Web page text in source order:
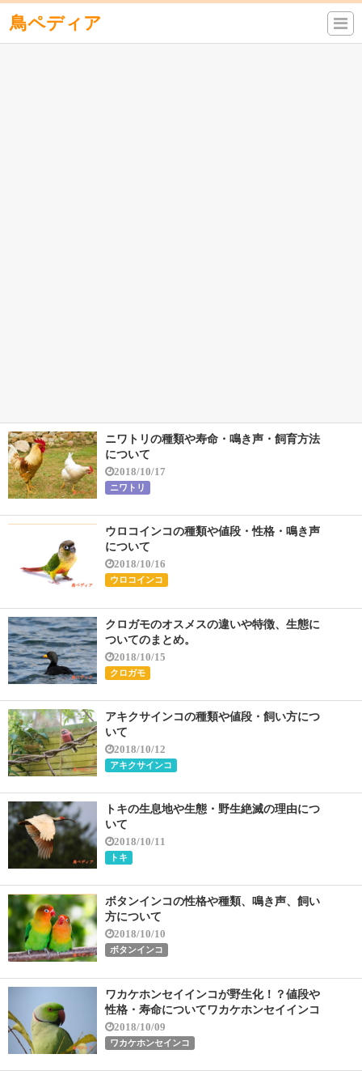
鳥ペディア
ニワトリの種類や寿命・鳴き声・飼育方法
について
2018/10/17
ニワトリ
ウロコインコの種類や値段・性格・鳴き声
について
2018/10/16
ウロコインコ
クロガモのオスメスの違いや特徴、生態に
ついてのまとめ。
2018/10/15
クロガモ
アキクサインコの種類や値段・飼い方につ
いて
2018/10/12
アキクサインコ
トキの生息地や生態・野生絶滅の理由につ
いて
2018/10/11
トキ
ボタンインコの性格や種類、鳴き声、飼い
方について
2018/10/10
ボタンインコ
ワカケホンセイインコが野生化！？値段や
性格・寿命についてワカケホンセイインコ
2018/10/09
ワカケホンセインコ